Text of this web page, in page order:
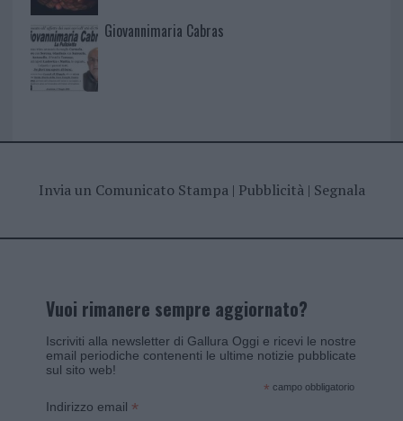
Giovannimaria Cabras
Invia un Comunicato Stampa| Pubblicità| Segnala
Vuoi rimanere sempre aggiornato?
Iscriviti alla newsletter di Gallura Oggi e ricevi le nostre
email periodiche contenenti le ultime notizie pubblicate
sul sito web!
* campo obbligatorio
Indirizzo email *